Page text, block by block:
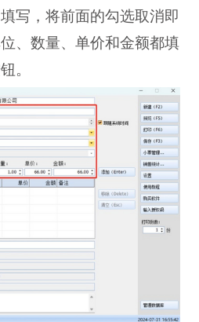
写，将前面的勾选取消即
、数量、单价和金额都填
。